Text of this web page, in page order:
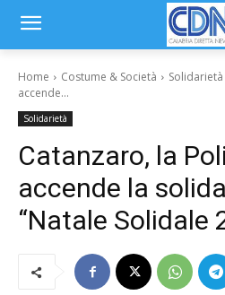
Home Costume & Società Solidarietà
accende...
Solidarietà
Catanzaro, la
accende la
“Natale Solidale